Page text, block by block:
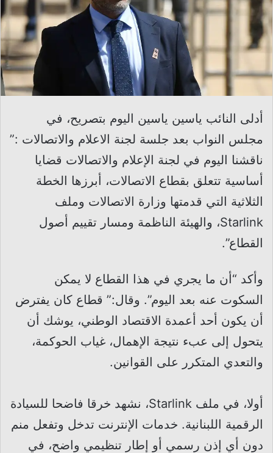
أدلى النائب ياسين ياسين اليوم بتصريح، في
مجلس النواب بعد جلسة لجنة الاعلام والاتصالات :”
ناقشنا اليوم في لجنة الإعلام والاتصالات قضايا
أساسية تتعلق بقطاع الاتصالات، أبرزها الخطة
الثلاثية التي قدمتها وزارة الاتصالات وملف
Starlink، والهيئة الناظمة ومسار تقييم أصول
القطاع”.
وأكد “أن ما يجري في هذا القطاع لا يمكن
السكوت عنه بعد اليوم”. وقال:” قطاع كان يفترض
أن يكون أحد أعمدة الاقتصاد الوطني، يوشك أن
يتحول إلى عبء نتيجة الإهمال، غياب الحوكمة،
والتعدي المتكرر على القوانين.
أولا، في ملف Starlink، نشهد خرقا فاضحا للسيادة
الرقمية اللبنانية. خدمات الإنترنت تدخل وتفعل منم
دون أي إذن رسمي أو إطار تنظيمي واضح، في